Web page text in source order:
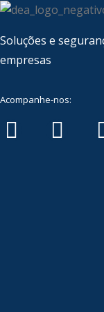
Soluções e
empresas
Acompanhe-nos: